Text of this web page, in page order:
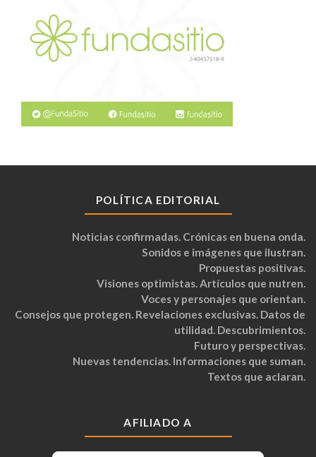
POLÍTICA EDITORIAL
Noticias confirmadas. Crónicas en buena onda.
Sonidos e imágenes que ilustran.
Propuestas positivas.
Visiones optimistas. Artículos que nutren.
Voces y personajes que orientan.
Consejos que protegen. Revelaciones exclusivas. Datos de
utilidad. Descubrimientos.
Futuro y perspectivas.
Nuevas tendencias. Informaciones que suman.
Textos que aclaran.
AFILIADO A